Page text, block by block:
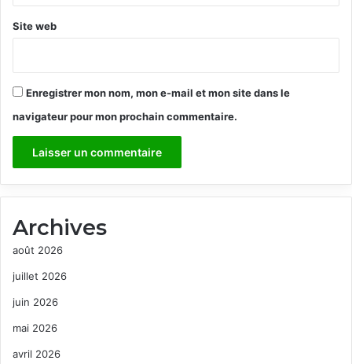
Site web
Enregistrer mon nom, mon e-mail et mon site dans le
navigateur pour mon prochain commentaire.
Archives
août 2026
juillet 2026
juin 2026
mai 2026
avril 2026